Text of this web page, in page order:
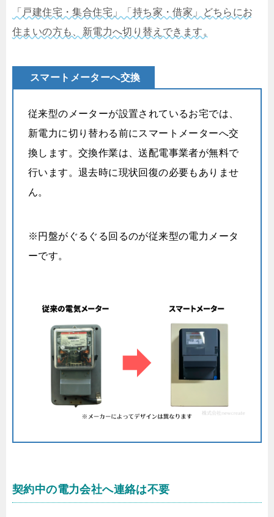
「戸建住宅・集合住宅」「持ち家・借家」どちらにお
住まいの方も、新電力へ切り替えできます。
スマートメーターへ交換
従来型のメーターが設置されているお宅では、
新電力に切り替わる前にスマートメーターへ交
換します。交換作業は、送配電事業者が無料で
行います。退去時に現状回復の必要もありませ
ん。
※円盤がぐるぐる回るのが従来型の電力メータ
ーです。
契約中の電力会社へ連絡は不要